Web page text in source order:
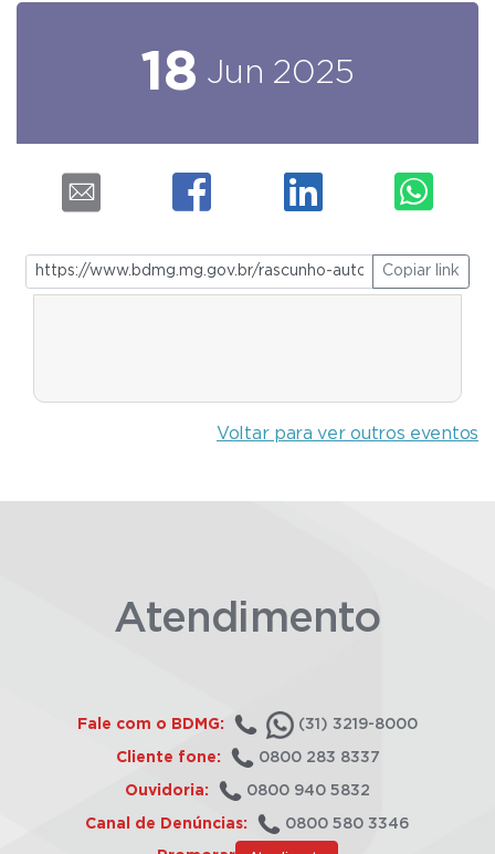
18 Jun 2025
Copiar link
Voltar para ver outros eventos
Atendimento
Fale com o BDMG: (31) 3219-8000
Cliente fone: 0800 283 8337
Ouvidoria: 0800 940 5832
Canal de Denúncias: 0800 580 3346